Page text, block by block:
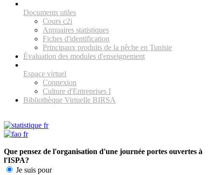
Documents utiles
Cours c2i
Annuaires statistiques
Fiches d'identification
Principaux produits de la pêche en Tunisie
Évaluation des modules d'enseignement
Espace virtuel
Connexion
Culture d'Entreprises I
Bibliothèque Virtuelle BIRSA
Que pensez de l'organisation d'une journée portes ouvertes à
l'ISPA?
Je suis pour